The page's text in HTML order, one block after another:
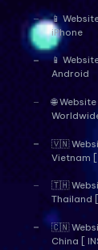
📱
iPhone
📱
Android
🌐
🇻🇳
Vietnam [
🇹🇭
Thailand [
🇨🇳
China [